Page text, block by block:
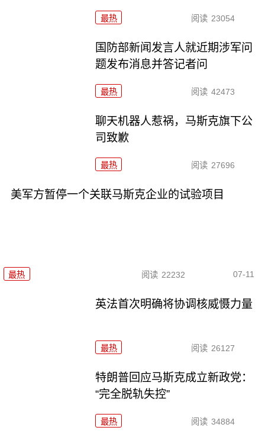
最热 阅读 23054
国防部新闻发言人就近期涉军问
题发布消息并答记者问
最热 阅读 42473
聊天机器人惹祸，马斯克旗下公
司致歉
最热 阅读 27696
美军方暂停一个关联马斯克企业的试验项目
最热 阅读 22232 07-11
英法首次明确将协调核威慑力量
最热 阅读 26127
特朗普回应马斯克成立新政党：
“完全脱轨失控”
最热 阅读 34884